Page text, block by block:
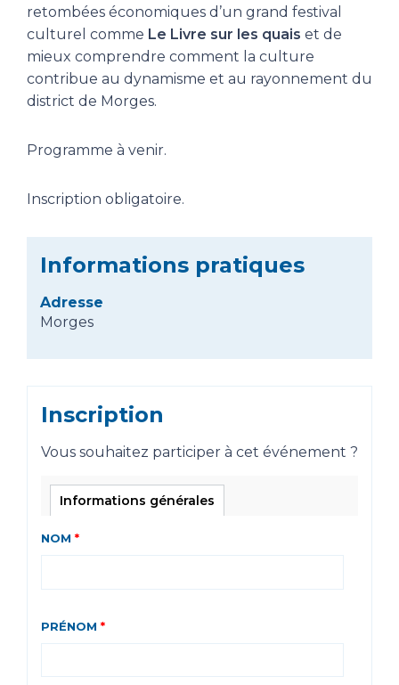
retombées économiques d’un grand festival
culturel comme Le Livre sur les quais et de
mieux comprendre comment la culture
contribue au dynamisme et au rayonnement du
district de Morges.
Programme à venir.
Inscription obligatoire.
Informations pratiques
Adresse
Morges
Inscription
Vous souhaitez participer à cet événement ?
Informations générales
NOM *
PRÉNOM *